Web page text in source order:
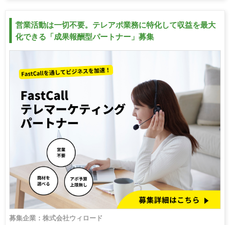
営業活動は一切不要。テレアポ業務に特化して収益を最大
化できる「成果報酬型パートナー」募集
募集企業：株式会社ウィロード